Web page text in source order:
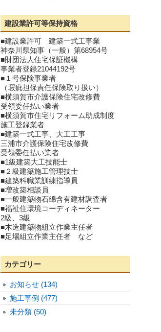
建設業許可等保持資格
■建設業許可 建築一式工事業
神奈川県知事（一般）第68954号
■財団法人住宅保証機構
事業者登録21044192号
■１号保険事業者
（瑕疵担保責任保険取り扱い）
■横須賀市介護保険住宅改修費
受領委任払い業者
■横須賀市住宅リフォーム助成制度
施工登録業者
■建築一式工事、大工工事
三浦市介護保険住宅改修費
受領委任払い業者
■1級建築大工技能士
■２級建築施工管理技士
■建築科職業訓練指導員
■増改築相談員
■一般建築物石綿含有建材調査者
■福祉住環境コーディネーター
2級、3級
■木造建築物組立作業主任者
■足場組立作業主任者 など
カテゴリー
お知らせ (134)
施工事例 (477)
未分類 (50)